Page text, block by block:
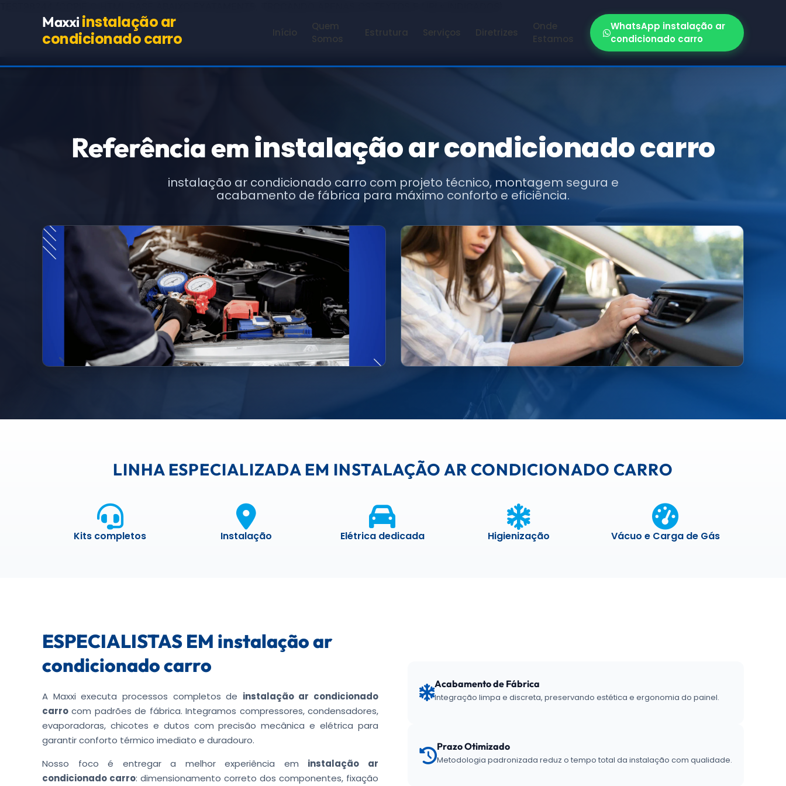
Maxxi instalação ar
condicionado carro
Início
Quem
Somos
Estrutura Serviços Diretrizes
Onde
Estamos
WhatsApp instalação ar
condicionado carro
Referência eminstalação ar condicionado carro
instalação ar condicionado carro com projeto técnico, montagem segura e
acabamento de fábrica para máximo conforto e eficiência.
LINHA ESPECIALIZADA EM INSTALAÇÃO AR CONDICIONADO CARRO
Kits completos Instalação Elétrica dedicada Higienização Vácuo e Carga de Gás
ESPECIALISTAS EM instalação ar
condicionado carro
A Maxxi executa processos completos de instalação ar condicionado
carro com padrões de fábrica. Integramos compressores, condensadores,
evaporadoras, chicotes e dutos com precisão mecânica e elétrica para
garantir conforto térmico imediato e duradouro.
Nosso foco é entregar a melhor experiência em instalação ar
condicionado carro: dimensionamento correto dos componentes, fixação
Acabamento de Fábrica
Integração limpa e discreta, preservando estética e ergonomia do painel.
Prazo Otimizado
Metodologia padronizada reduz o tempo total da instalação com qualidade.